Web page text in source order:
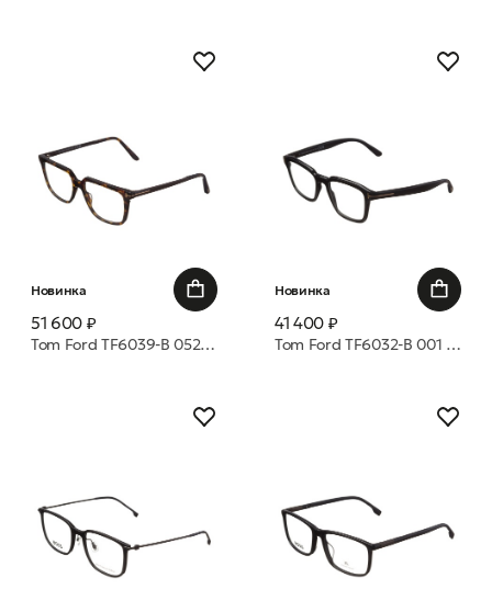
Новинка
51 600 ₽
Tom Ford TF6039-B 052 54 оправа
Новинка
41 400 ₽
Tom Ford TF6032-B 001 52 оправа